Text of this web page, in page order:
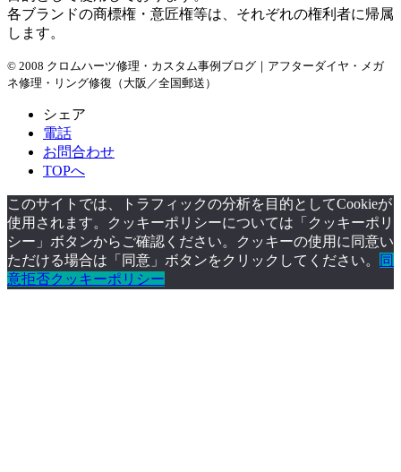
各ブランドの商標権・意匠権等は、それぞれの権利者に帰属
します。
© 2008 クロムハーツ修理・カスタム事例ブログ｜アフターダイヤ・メガ
ネ修理・リング修復（大阪／全国郵送）
シェア
電話
お問合わせ
TOPへ
このサイトでは、トラフィックの分析を目的としてCookieが
使用されます。クッキーポリシーについては「クッキーポリ
シー」ボタンからご確認ください。クッキーの使用に同意い
ただける場合は「同意」ボタンをクリックしてください。
同
意拒否クッキーポリシー